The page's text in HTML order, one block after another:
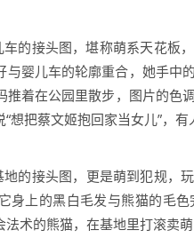
车的接头图，堪称萌系天花板
婴儿车的轮廓重合，她手中
着在公园里散步，图片的色
想把蔡文姬抱回家当女儿”，
地的接头图，更是萌到犯规
身上的黑白毛发与熊猫的毛
术的熊猫，在基地里打滚卖